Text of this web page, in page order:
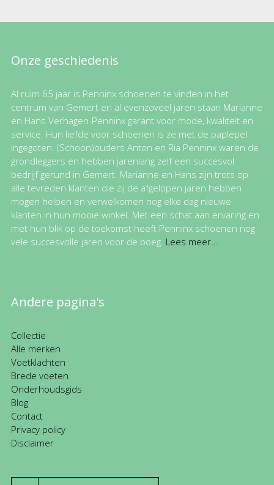
Onze geschiedenis
Al ruim 65 jaar is Penninx schoenen te vinden in het
centrum van Gemert en al evenzoveel jaren staan Marianne
en Hans Verhagen-Penninx garant voor mode, kwaliteit en
service. Hun liefde voor schoenen is ze met de paplepel
ingegoten. (Schoon)ouders Anton en Ria Penninx waren de
grondleggers en hebben jarenlang zelf een succesvol
bedrijf gerund in Gemert. Marianne en Hans zijn trots op
alle tevreden klanten die zij de afgelopen jaren hebben
mogen helpen en verwelkomen nog elke dag nieuwe
klanten in hun mooie winkel. Met een schat aan ervaring en
met hun blik op de toekomst heeft Penninx schoenen nog
vele succesvolle jaren voor de boeg. Lees meer…
Andere pagina's
Collectie
Alle merken
Voetklachten
Brede voeten
Onderhoudsgids
Blog
Contact
Privacy policy
Disclaimer